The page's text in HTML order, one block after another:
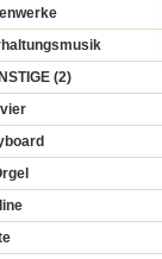
(2)